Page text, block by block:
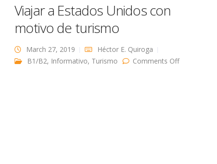
Viajar a Estados Unidos con
motivo de turismo
March 27, 2019
Héctor E. Quiroga
B1/B2, Informativo, Turismo Comments Offon Viajar a